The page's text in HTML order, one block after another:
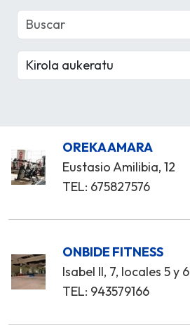
OREKA AMARA
Eustasio Amilibia, 12
TEL: 675827576
ONBIDE FITNESS
Isabel II, 7, locales 5 y 6
TEL: 943579166